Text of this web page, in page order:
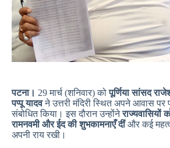
पटना। 29 मार्च (शनिवार) कोपूर्णिया सांसद
पप्पू यादवने उत्तरी मंदिरी स्थित अपने आवास पर
संबोधित किया। इस दौरान उन्होंनेराज्यवासियों
रामनवमी और ईद की शुभकामनाएँ दींऔर कई
अपनी राय रखी।